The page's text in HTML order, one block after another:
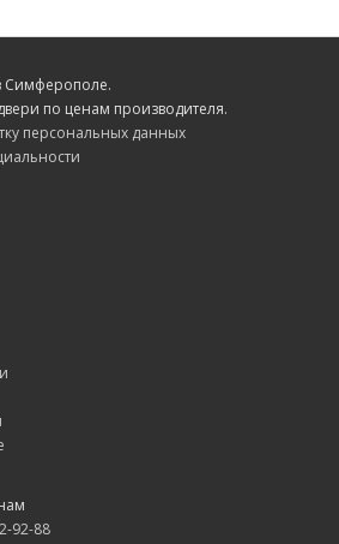
Симферополе.
по ценам производителя.
персональных данных
92-88